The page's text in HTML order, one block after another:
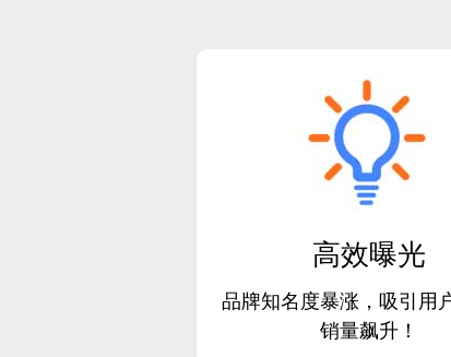
高效曝光
品牌知名度暴涨，吸引用
销量飙升！